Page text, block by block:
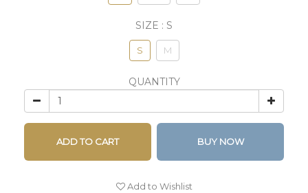
SIZE : S
S M
QUANTITY
ADD TO CART BUY NOW
Add to Wishlist